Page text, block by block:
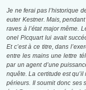
Je ne ferai pas l’historique
euter Kestner. Mais,
raves à l’état major même.
onel Picquart lui avait
Et c’est à ce titre, dans
entre les mains une lettre
par un agent d’une
nquête. La certitude est
périeurs. Il soumit donc ses